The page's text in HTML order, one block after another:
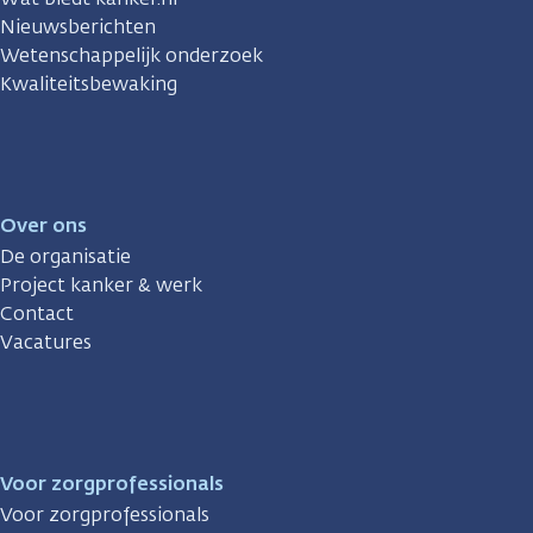
Nieuwsberichten
Wetenschappelijk onderzoek
Kwaliteitsbewaking
Over ons
De organisatie
Project kanker & werk
Contact
Vacatures
Voor zorgprofessionals
Voor zorgprofessionals